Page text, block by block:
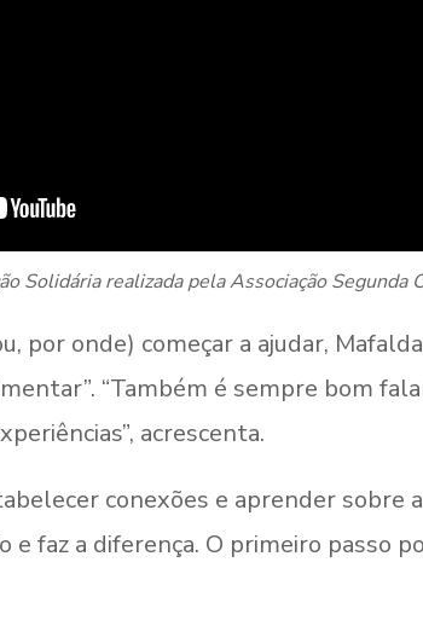
Solidária realizada pela Associação Segunda
por onde) começar a ajudar,
“Também é sempre bom
acrescenta.
conexões e aprender sobre
e faz a diferença. O primeiro passo